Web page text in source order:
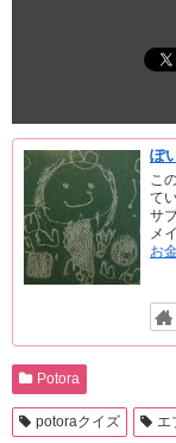
ぽ
こ
て
サ
メ
お
Potora
potoraクイズ エ